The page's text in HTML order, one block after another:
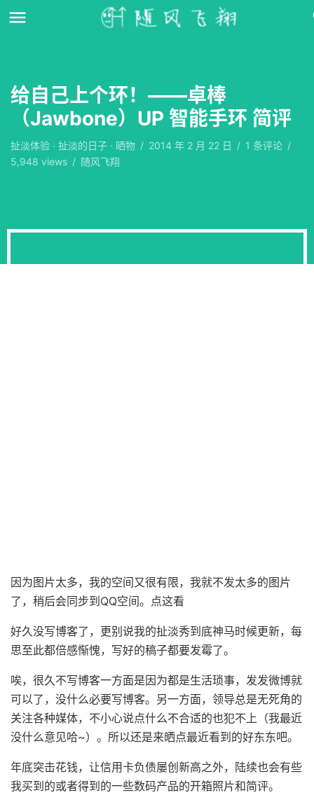
给自己上个环！——卓棒
（Jawbone）UP 智能手环 简评
扯淡体验 · 扯淡的日子 · 晒物 / 2014 年 2 月 22 日 / 1 条评论 /
5,948 views / 随风飞翔
因为图片太多，我的空间又很有限，我就不发太多的图片
了，稍后会同步到QQ空间。点这看
好久没写博客了，更别说我的扯淡秀到底神马时候更新，每
思至此都倍感惭愧，写好的稿子都要发霉了。
唉，很久不写博客一方面是因为都是生活琐事，发发微博就
可以了，没什么必要写博客。另一方面，领导总是无死角的
关注各种媒体，不小心说点什么不合适的也犯不上（我最近
没什么意见哈~）。所以还是来晒点最近看到的好东东吧。
年底突击花钱，让信用卡负债屡创新高之外，陆续也会有些
我买到的或者得到的一些数码产品的开箱照片和简评。